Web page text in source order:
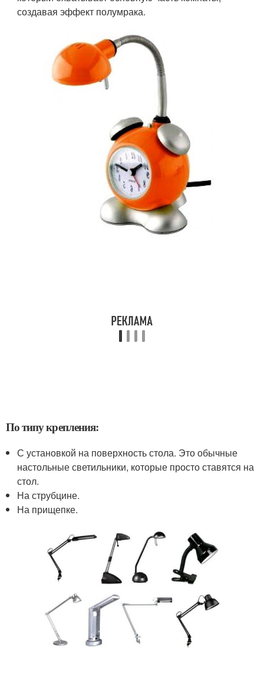
создавая эффект полумрака.
По типу крепления:
С установкой на поверхность стола. Это обычные
настольные светильники, которые просто ставятся на
стол.
На струбцине.
На прищепке.